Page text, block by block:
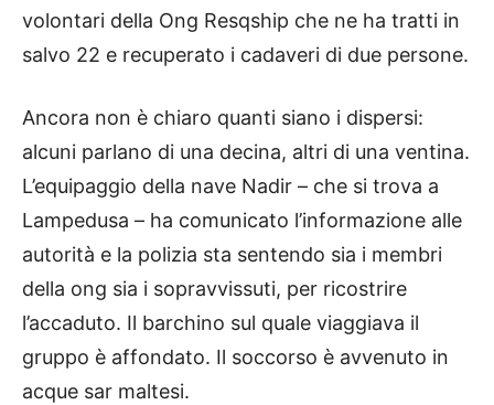
volontari della Ong Resqship che ne ha tratti in
salvo 22 e recuperato i cadaveri di due persone.
Ancora non è chiaro quanti siano i dispersi:
alcuni parlano di una decina, altri di una ventina.
L’equipaggio della nave Nadir – che si trova a
Lampedusa – ha comunicato l’informazione alle
autorità e la polizia sta sentendo sia i membri
della ong sia i sopravvissuti, per ricostrire
l’accaduto. Il barchino sul quale viaggiava il
gruppo è affondato. Il soccorso è avvenuto in
acque sar maltesi.